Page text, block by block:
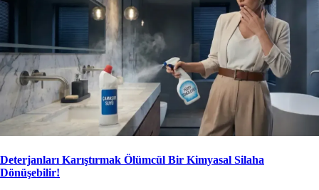
Deterjanları Karıştırmak Ölümcül Bir Kimyasal Silaha
Dönüşebilir!